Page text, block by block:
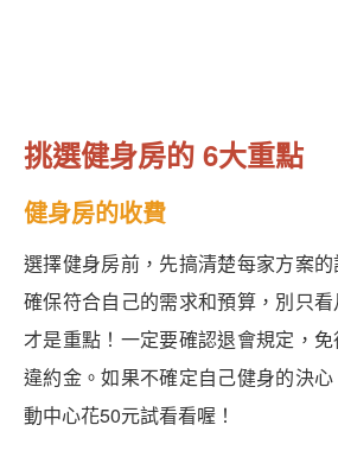
挑選健身房的 6大重點
健身房的收費
選擇健身房前，先搞清楚每家方案的
確保符合自己的需求和預算，別只
才是重點！一定要確認退會規定，
違約金。如果不確定自己健身的決
動中心花50元試看看喔！